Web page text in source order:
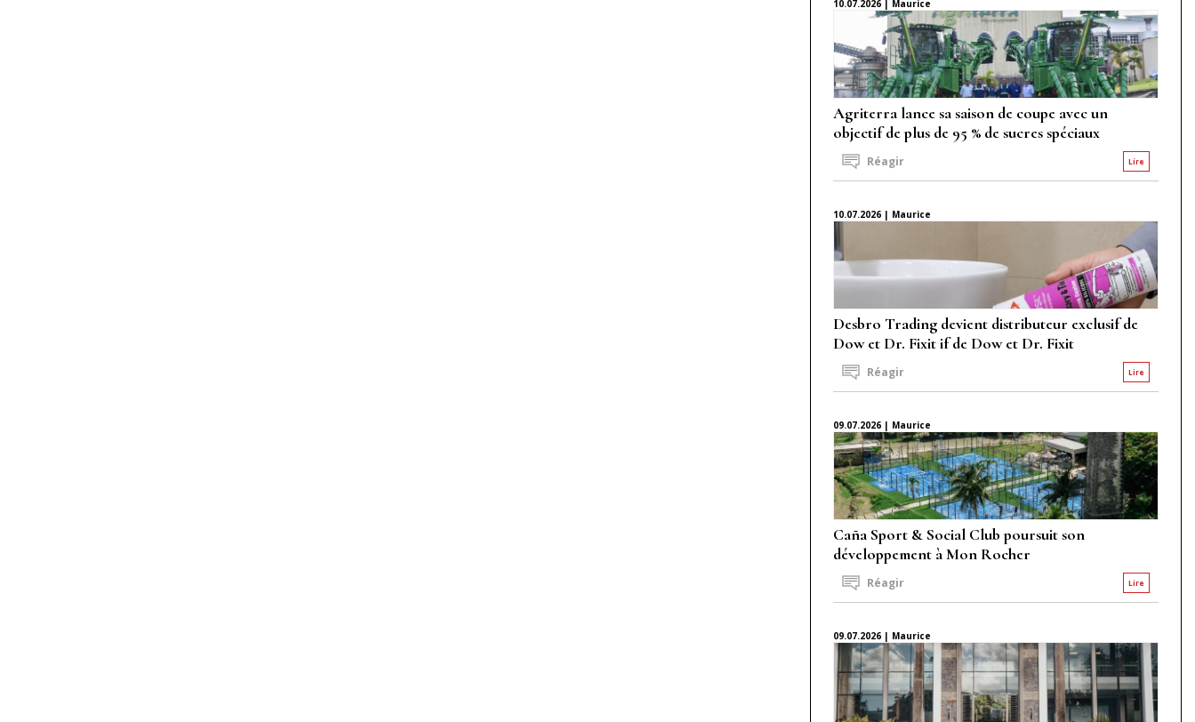
10.07.2026 | Maurice
Agriterra lance sa saison de coupe avec un
objectif de plus de 95 % de sucres spéciaux
Lire
Réagir
10.07.2026 | Maurice
Desbro Trading devient distributeur exclusif de
Dow et Dr. Fixit if de Dow et Dr. Fixit
Lire
Réagir
09.07.2026 | Maurice
Caña Sport & Social Club poursuit son
développement à Mon Rocher
Lire
Réagir
09.07.2026 | Maurice